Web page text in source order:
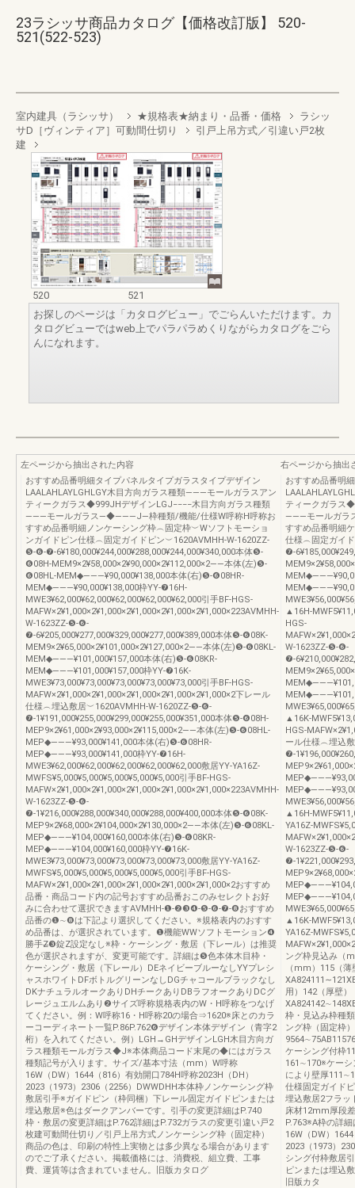
23ラシッサ商品カタログ【価格改訂版】 520-
521(522-523)
室内建具（ラシッサ） ★規格表★納まり・品番・価格
ラシッ
サD［ヴィンティア］可動間仕切り
引戸上吊方式／引違い戸2枚
建
520
521
お探しのページは「カタログビュー」でごらんいただけます。カ
タログビューではweb上でパラパラめくりながらカタログをごら
んになれます。
左ページから抽出された内容
おすすめ品番明細タイプパネルタイプガラスタイプデザイン
LAALAHLAYLGHLGY木目方向ガラス種類―――モールガラスアン
ティークガラス◆999JHデザインLGJ−−−−木目方向ガラス種類
―――モールガラス―◆―――J―枠種類/機能/仕様W呼称H呼称お
すすめ品番明細ノンケーシング枠︵固定枠︶Wソフトモーショ
ンガイドピン仕様︵固定ガイドピン︶1620AVMHH-W-1620ZZ-
❺-❻-❼-6¥180,000¥244,000¥288,000¥244,000¥340,000本体❺-
❻08H-MEM9×2¥58,000×2¥90,000×2¥112,000×2――本体(左)❺-
❻08HL-MEM◆―――¥90,000¥138,000本体(右)❺-❻08HR-
MEM◆―――¥90,000¥138,000枠YY-❼16H-
MWE3¥62,000¥62,000¥62,000¥62,000¥62,000引手BF-HGS-
MAFW×2¥1,000×2¥1,000×2¥1,000×2¥1,000×2¥1,000×223AVMHH-
W-1623ZZ-❺-❻-
❼-6¥205,000¥277,000¥329,000¥277,000¥389,000本体❺-❻08K-
MEM9×2¥65,000×2¥101,000×2¥127,000×2――本体(左)❺-❻08KL-
MEM◆―――¥101,000¥157,000本体(右)❺-❻08KR-
MEM◆―――¥101,000¥157,000枠YY-❼16K-
MWE3¥73,000¥73,000¥73,000¥73,000¥73,000引手BF-HGS-
MAFW×2¥1,000×2¥1,000×2¥1,000×2¥1,000×2¥1,000×2下レール
仕様︵埋込敷居︶1620AVMHH-W-1620ZZ-❺-❻-
❼-1¥191,000¥255,000¥299,000¥255,000¥351,000本体❺-❻08H-
MEP9×2¥61,000×2¥93,000×2¥115,000×2――本体(左)❺-❻08HL-
MEP◆―――¥93,000¥141,000本体(右)❺-❻08HR-
MEP◆―――¥93,000¥141,000枠YY-❼16H-
MWE3¥62,000¥62,000¥62,000¥62,000¥62,000敷居YY-YA16Z-
MWFS¥5,000¥5,000¥5,000¥5,000¥5,000引手BF-HGS-
MAFW×2¥1,000×2¥1,000×2¥1,000×2¥1,000×2¥1,000×223AVMHH-
W-1623ZZ-❺-❻-
❼-1¥216,000¥288,000¥340,000¥288,000¥400,000本体❺-❻08K-
MEP9×2¥68,000×2¥104,000×2¥130,000×2――本体(左)❺-❻08KL-
MEP◆―――¥104,000¥160,000本体(右)❺-❻08KR-
MEP◆―――¥104,000¥160,000枠YY-❼16K-
MWE3¥73,000¥73,000¥73,000¥73,000¥73,000敷居YY-YA16Z-
MWFS¥5,000¥5,000¥5,000¥5,000¥5,000引手BF-HGS-
MAFW×2¥1,000×2¥1,000×2¥1,000×2¥1,000×2¥1,000×2おすすめ
品番・商品コード内の記号おすすめ品番おこのみセレクトお好
みに合わせて選択できますAVMHH-❶-❷❸❹-❺-❻-❼-❽おすすめ
品番の❶∼❽は下記より選択してください。※規格表内のおすす
め品番は、が選択されています。❶機能WWソフトモーション❹
勝手Z̶❸錠Z設定なし※枠・ケーシング・敷居（下レール）は推奨
色が選択されますが、変更可能です。詳細は❺色本体木目枠・
ケーシング・敷居（下レール）DEネイビーブルーなしYYプレシ
ャスホワイトDFボトルグリーンなしDGチャコールブラックなし
DKナチュラルオークありDHチークありDBラフオークありDCグ
レージュエルムあり❷サイズ呼称規格表内のW・H呼称をつなげ
てください。例：W呼称16・H呼称20の場合⇒1620※床とのカラ
ーコーディネート一覧P.86P.762❻デザイン本体デザイン（青字2
桁）を入れてください。例）LGH→GHデザインLGH木目方向ガ
ラス種類モールガラス◆J※本体商品コード末尾の◆にはガラス
種類記号が入ります。サイズ/基本寸法（mm）W呼称
16W（DW）1644（816）有効開口784H呼称2023H（DH）
2023（1973）2306（2256）DWWDHH本体枠ノンケーシング枠
敷居引手※ガイドピン（枠同梱）下レール固定ガイドピンまたは
埋込敷居※色はダークアンバーです。引手の変更詳細はP.740
枠・敷居の変更詳細はP.762詳細はP.732ガラスの変更引違い戸2
枚建可動間仕切り／引戸上吊方式ノンケーシング枠（固定枠）
商品の色は、印刷の特性上実物とは多少異なる場合があります
のでご了承ください。掲載価格には、消費税、組立費、工事
費、運賃等は含まれていません。旧版カタログ
右ページから抽出
おすすめ品番明
ティークガラス
―――モールガラ
すすめ品番明細
仕様︵固定ガイ
❼-
▲16H-
HGS-
W-1623ZZ-❺-❻-
❼-
▲16K-
HGS-
ール仕様︵埋込
❼-
▲16H-
YA16Z-
W-1623ZZ-❺-❻-
❼-
▲16K-
YA16Z-
ング枠見込み（
（mm）115（薄
用）142（厚壁）
枠・見込み枠種
ング枠（固定枠）
ケーシング付枠
161∼170※ケーシ
により壁厚
仕様固定ガイド
埋込敷居2フラッ
床材12mm厚段
P.763※A枠の詳
16W（DW）
2023（1973）
シング付枠敷居
ピンまたは埋込
旧版カタ